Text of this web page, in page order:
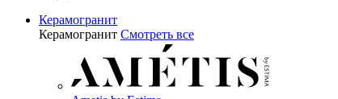
Керамогранит
Керамогранит Смотреть все